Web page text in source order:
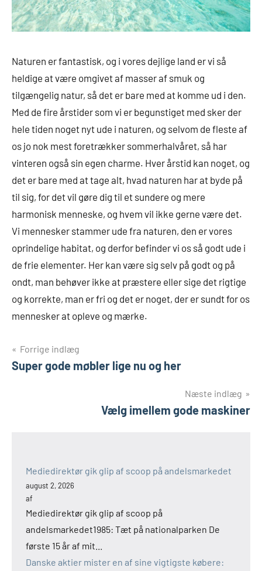
Naturen er fantastisk, og i vores dejlige land er vi så
heldige at være omgivet af masser af smuk og
tilgængelig natur, så det er bare med at komme ud i den.
Med de fire årstider som vi er begunstiget med sker der
hele tiden noget nyt ude i naturen, og selvom de fleste af
os jo nok mest foretrækker sommerhalvåret, så har
vinteren også sin egen charme. Hver årstid kan noget, og
det er bare med at tage alt, hvad naturen har at byde på
til sig, for det vil gøre dig til et sundere og mere
harmonisk menneske, og hvem vil ikke gerne være det.
Vi mennesker stammer ude fra naturen, den er vores
oprindelige habitat, og derfor befinder vi os så godt ude i
de frie elementer. Her kan være sig selv på godt og på
ondt, man behøver ikke at præstere eller sige det rigtige
og korrekte, man er fri og det er noget, der er sundt for os
mennesker at opleve og mærke.
Indlægsnavigation
Forrige indlæg
Super gode møbler lige nu og her
Næste indlæg
Vælg imellem gode maskiner
Mediedirektør gik glip af scoop på andelsmarkedet
august 2, 2026
af
Mediedirektør gik glip af scoop på
andelsmarkedet1985: Tæt på nationalparken De
første 15 år af mit...
Danske aktier mister en af sine vigtigste købere: